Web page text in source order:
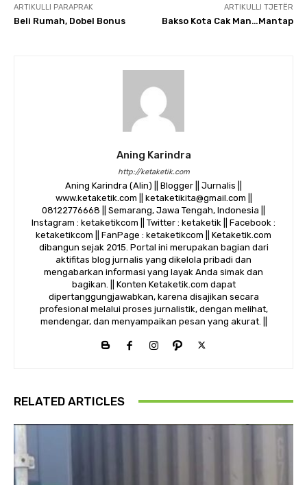
ARTIKULLI PARAPRAK
Beli Rumah, Dobel Bonus
ARTIKULLI TJETËR
Bakso Kota Cak Man…Mantap
Aning Karindra
http://ketaketik.com
Aning Karindra (Alin) || Blogger || Jurnalis ||
www.ketaketik.com || ketaketikita@gmail.com ||
08122776668 || Semarang, Jawa Tengah, Indonesia ||
Instagram : ketaketikcom || Twitter : ketaketik || Facebook :
ketaketikcom || FanPage : ketaketikcom || Ketaketik.com
dibangun sejak 2015. Portal ini merupakan bagian dari
aktifitas blog jurnalis yang dikelola pribadi dan
mengabarkan informasi yang layak Anda simak dan
bagikan. || Konten Ketaketik.com dapat
dipertanggungjawabkan, karena disajikan secara
profesional melalui proses jurnalistik, dengan melihat,
mendengar, dan menyampaikan pesan yang akurat. ||
RELATED ARTICLES